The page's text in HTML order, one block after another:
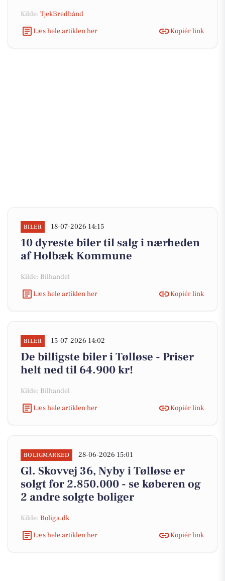
Kilde: TjekBredbånd
Læs hele artiklen her
Kopiér link
BILER 18-07-2026 14:15
10 dyreste biler til salg i nærheden
af Holbæk Kommune
Kilde: Bilhandel
Læs hele artiklen her
Kopiér link
BILER 15-07-2026 14:02
De billigste biler i Tølløse - Priser
helt ned til 64.900 kr!
Kilde: Bilhandel
Læs hele artiklen her
Kopiér link
BOLIGMARKED 28-06-2026 15:01
Gl. Skovvej 36, Nyby i Tølløse er
solgt for 2.850.000 - se køberen og
2 andre solgte boliger
Kilde: Boliga.dk
Læs hele artiklen her
Kopiér link